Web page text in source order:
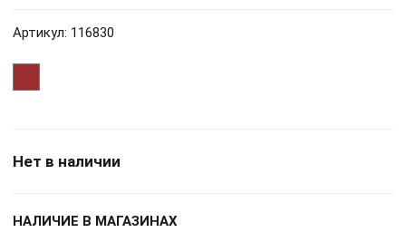
Артикул: 116830
Нет в наличии
НАЛИЧИЕ В МАГАЗИНАХ